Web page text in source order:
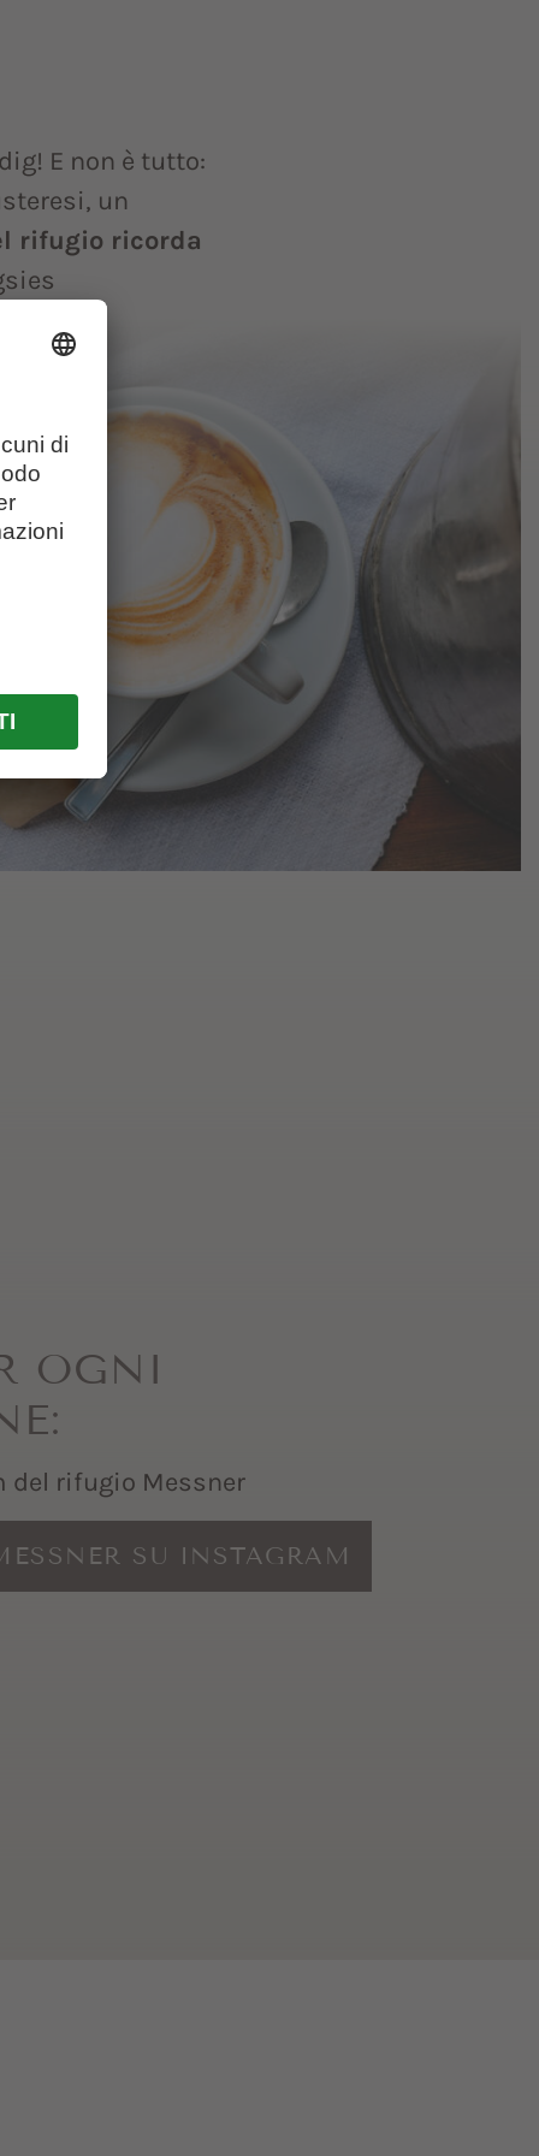
E non è tutto:
un
rifugio ricorda
OGNI
del rifugio Messner
SU INSTAGRAM